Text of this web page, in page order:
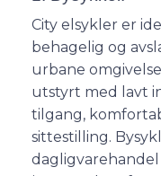
City elsykler er
behagelig og
urbane
utstyrt med lavt
tilgang,
sittestilling.